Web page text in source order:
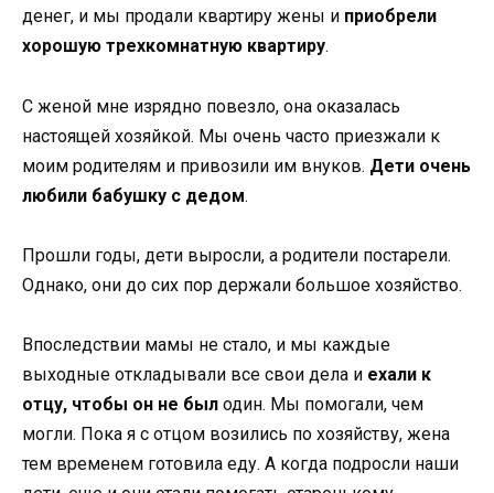
денег, и мы продали квартиру жены и приобрели
хорошую трехкомнатную квартиру.
С женой мне изрядно повезло, она оказалась
настоящей хозяйкой. Мы очень часто приезжали к
моим родителям и привозили им внуков. Дети очень
любили бабушку с дедом.
Прошли годы, дети выросли, а родители постарели.
Однако, они до сих пор держали большое хозяйство.
Впоследствии мамы не стало, и мы каждые
выходные откладывали все свои дела и ехали к
отцу, чтобы он не был один. Мы помогали, чем
могли. Пока я с отцом возились по хозяйству, жена
тем временем готовила еду. А когда подросли наши